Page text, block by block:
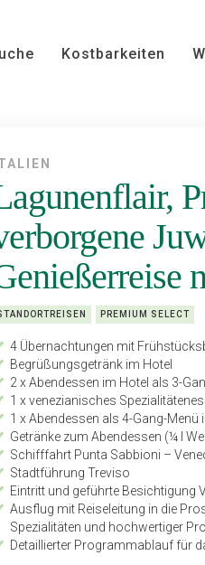
Kostbarkeiten
PREMIUM SELECT
4 Übernachtungen mit
Begrüßungsgetränk im Hotel
2 x Abendessen im Hotel als 3-
1 x venezianisches
1 x Abendessen als 4-Gang-Menü
Getränke zum Abendessen (¼ l
Schifffahrt Punta Sabbioni –
Stadtführung Treviso
Eintritt und geführte Besichtigung
Ausflug mit Reiseleitung in die
Spezialitäten und hochwertiger
Detaillierter Programmablauf für